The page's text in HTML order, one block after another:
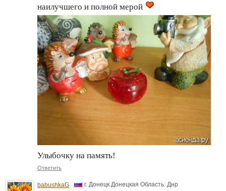
наилучшего и полной мерой
Улыбочку на память!
Ответить
babushkaG г. Донецк Донецкая Область. Днр